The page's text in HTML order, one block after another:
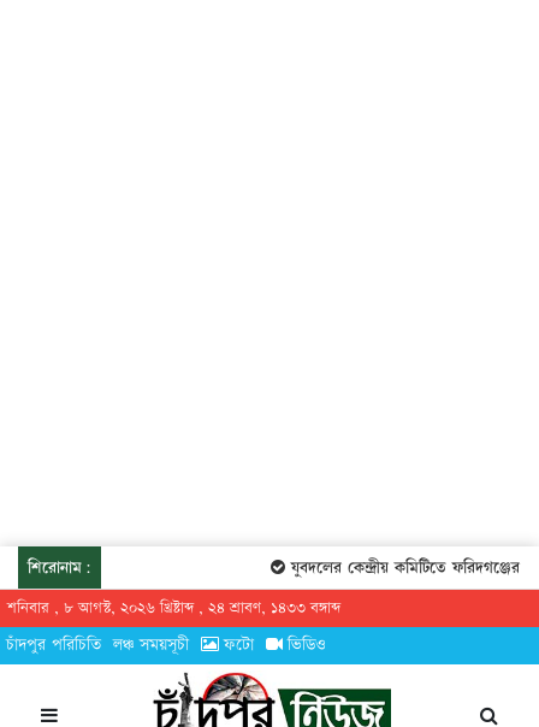
শিরোনাম: যুবদলের কেন্দ্রীয় কমিটিতে ফরিদগঞ্জের
শনিবার , ৮ আগস্ট, ২০২৬ খ্রিষ্টাব্দ , ২৪ শ্রাবণ, ১৪৩৩ বঙ্গাব্দ
চাঁদপুর পরিচিতি লঞ্চ সময়সূচী ফটো ভিডিও